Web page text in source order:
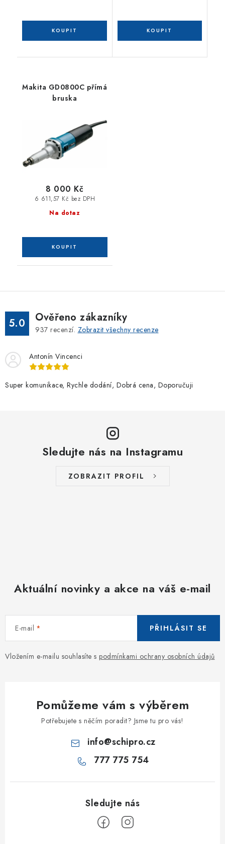
Makita GD0800C přímá
bruska
Na dotaz
6 611,57 Kč bez DPH
8 000 Kč
5.0 Ověřeno zákazníky
937 recenzí. Zobrazit všechny recenze
Antonín Vincenci
Super komunikace, Rychle dodání, Dobrá cena, Doporučuji
Sledujte nás na Instagramu
ZOBRAZIT PROFIL
Aktuální novinky a akce na váš e-mail
E-mail
Vložením e-mailu souhlasíte s podmínkami ochrany osobních údajů
PŘIHLÁSIT SE
Pomůžeme vám s výběrem
Potřebujete s něčím poradit? Jsme tu pro vás!
info@schipro.cz
777 775 754